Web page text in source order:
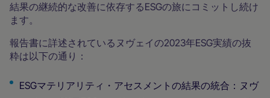
結果の継続的な改善に依存するESGの旅にコミットし続け
ます。
報告書に詳述されているヌヴェイの2023年ESG実績の抜
粋は以下の通り：
ESGマテリアリティ・アセスメントの結果の統合：ヌヴ